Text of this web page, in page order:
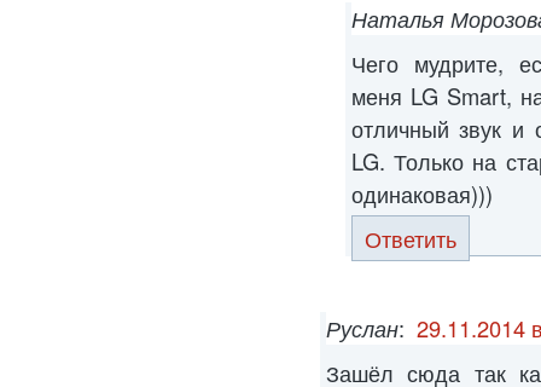
Наталья
Чего мудрите,
меня LG Smart,
отличный звук и
LG. Только на
одинаковая)))
Ответить
Руслан: 29.11.2014
Зашёл сюда так